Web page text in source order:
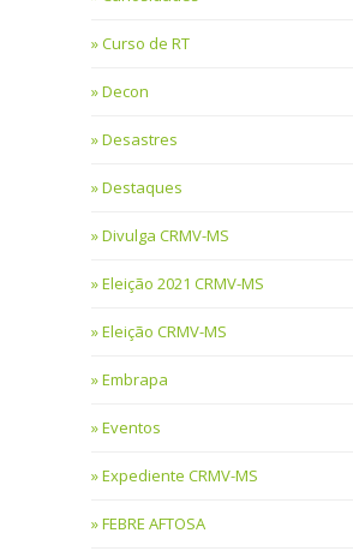
Curso de RT
Decon
Desastres
Destaques
Divulga CRMV-MS
Eleição 2021 CRMV-MS
Eleição CRMV-MS
Embrapa
Eventos
Expediente CRMV-MS
FEBRE AFTOSA